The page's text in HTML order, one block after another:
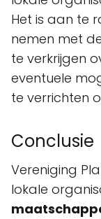
Het is aan te
nemen met
te verkrijgen
eventuele
te verrichten
Conclusie
Vereniging
lokale